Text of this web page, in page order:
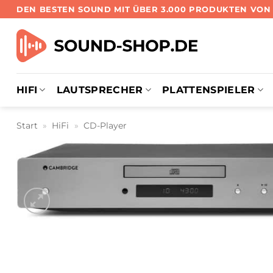
Zum
springen
DEN BESTEN SOUND MIT ÜBER 3.000 PRODUKTEN
HIFI LAUTSPRECHER PLATTENSPIELER
Start » HiFi » CD-Player